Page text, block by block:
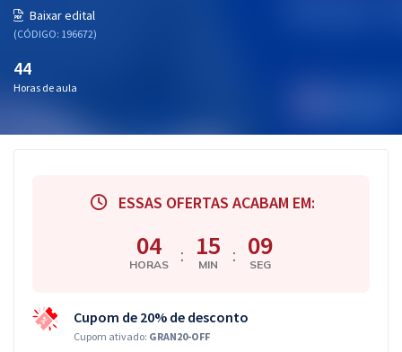
Atendimento
Baixar edital
(CÓDIGO: 196672)
44
Horas de aula
ESSAS OFERTAS ACABAM EM:
04
HORAS : 15
MIN : 08
SEG
Cupom de 20% de desconto
Cupom ativado: GRAN20-OFF